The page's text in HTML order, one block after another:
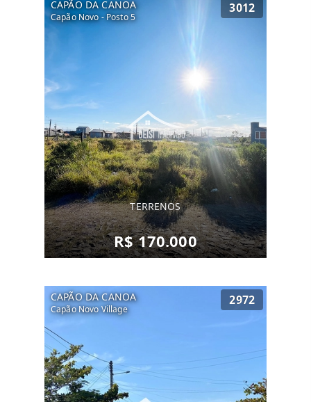
CAPÃO DA CANOA
Capão Novo - Posto 5
3012
TERRENOS
R$ 170.000
CAPÃO DA CANOA
Capão Novo Village
2972